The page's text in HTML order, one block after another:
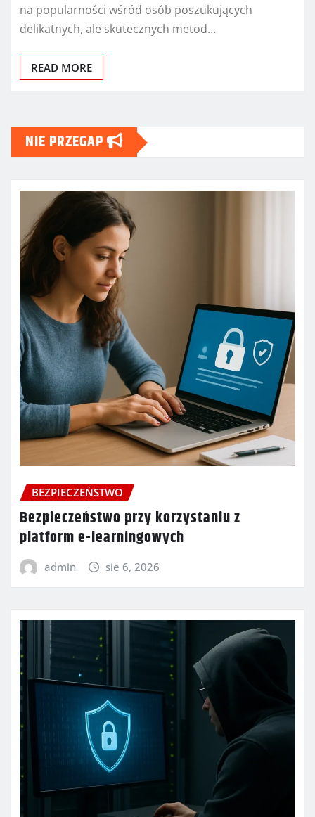
na popularności wśród osób poszukujących
delikatnych, ale skutecznych metod…
READ MORE
NIE PRZEGAP
BEZPIECZEŃSTWO
Bezpieczeństwo przy korzystaniu z
platform e-learningowych
admin sie 6, 2026